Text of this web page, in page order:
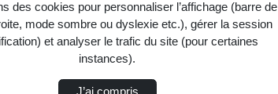
des cookies pour personnaliser l’affichage (barre de
mode sombre ou dyslexie etc.), gérer la session
et analyser le trafic du site (pour certaines
instances).